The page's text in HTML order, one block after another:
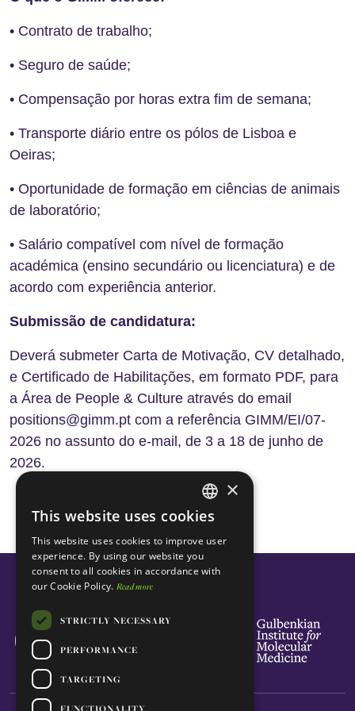
• Contrato de trabalho;
• Seguro de saúde;
• Compensação por horas extra fim de semana;
• Transporte diário entre os pólos de Lisboa e
Oeiras;
• Oportunidade de formação em ciências de animais
de laboratório;
• Salário compatível com nível de formação
académica (ensino secundário ou licenciatura) e de
acordo com experiência anterior.
Submissão de candidatura:
Deverá submeter Carta de Motivação, CV detalhado,
e Certificado de Habilitações, em formato PDF, para
a Área de People & Culture através do email
positions@gimm.pt com a referência GIMM/EI/07-
2026 no assunto do e-mail, de 3 a 18 de junho de
2026.
ENGLISH
PORTUGUESE
×
This website uses cookies
This website uses cookies to improve user
experience. By using our website you
consent to all cookies in accordance with
our Cookie Policy. Read more
STRICTLY NECESSARY
PERFORMANCE
TARGETING
FUNCTIONALITY